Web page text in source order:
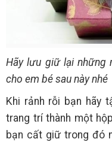
Hãy lưu giữ lại những
cho em bé sau này nhé
Khi rảnh rỗi bạn hãy
trang trí thành một
bạn cất giữ trong đó